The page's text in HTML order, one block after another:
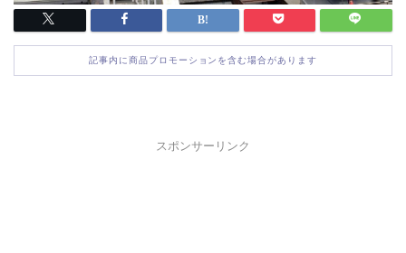
記事内に商品プロモーションを含む場合があります
スポンサーリンク